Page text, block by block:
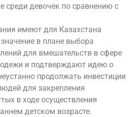
среди девочек по сравнению с
имеют для Казахстана
в плане выбора
для вмешательств в сфере
и подтверждают идею о
продолжать инвестиции
для закрепления
в ходе осуществления
детском возрасте.